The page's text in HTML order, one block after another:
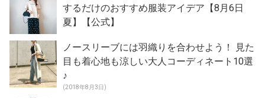
するだけのおすすめ服装アイデア【8月6日
夏】【公式】
ノースリーブには羽織りを合わせよう！ 見た
目も着心地も涼しい大人コーディネート10選
♪
(2018年8月3日)